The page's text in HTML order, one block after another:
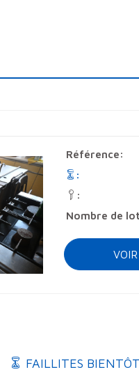
Référence:
:
:
Nombre de
FAILLITES